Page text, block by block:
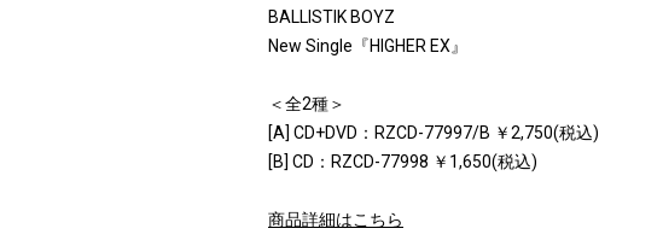
BALLISTIK BOYZ
New Single『HIGHER EX』
＜全2種＞
[A] CD+DVD：RZCD-77997/B ￥2,750(税込)
[B] CD：RZCD-77998 ￥1,650(税込)
商品詳細はこちら